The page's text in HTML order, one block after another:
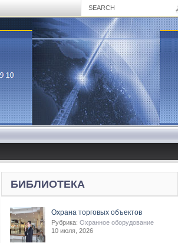
БИБЛИОТЕКА
Охрана торговых объектов
Рубрика: Охранное оборудование
10 июля, 2026